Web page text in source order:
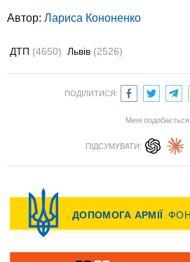
Автор: Лариса Кононенко
ДТП (4650) Львів (2526)
ПОДІЛИТИСЯ:
Мені подобається
ПІДСУМУВАТИ: